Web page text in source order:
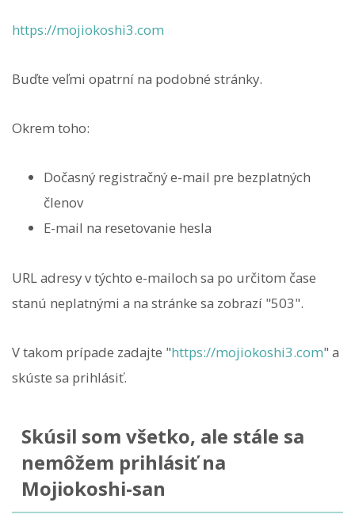
https://mojiokoshi3.com
Buďte veľmi opatrní na podobné stránky.
Okrem toho:
Dočasný registračný e-mail pre bezplatných
členov
E-mail na resetovanie hesla
URL adresy v týchto e-mailoch sa po určitom čase
stanú neplatnými a na stránke sa zobrazí "503".
V takom prípade zadajte "https://mojiokoshi3.com" a
skúste sa prihlásiť.
Skúsil som všetko, ale stále sa
nemôžem prihlásiť na
Mojiokoshi-san